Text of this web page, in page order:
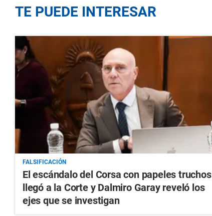
TE PUEDE INTERESAR
FALSIFICACIÓN
El escándalo del Corsa con papeles truchos
llegó a la Corte y Dalmiro Garay reveló los
ejes que se investigan